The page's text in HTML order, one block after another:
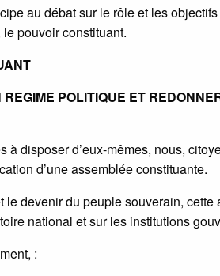
au débat sur le rôle et les
pouvoir constituant.
REGIME POLITIQUE ET
à disposer d’eux-mêmes, nous,
d’une assemblée constituante.
le devenir du peuple souverain,
national et sur les institutions
: